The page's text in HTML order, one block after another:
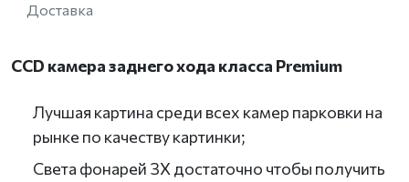
Доставка
CCD камера заднего хода класса Premium
Лучшая картина среди всех камер парковки на
рынке по качеству картинки;
Света фонарей ЗХ достаточно чтобы получить